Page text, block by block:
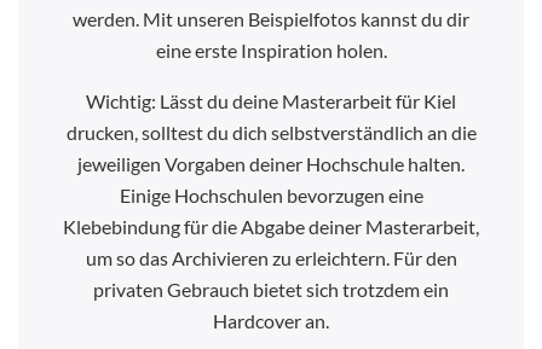
werden. Mit unseren Beispielfotos kannst du dir
eine erste Inspiration holen.
Wichtig: Lässt du deine Masterarbeit für Kiel
drucken, solltest du dich selbstverständlich an die
jeweiligen Vorgaben deiner Hochschule halten.
Einige Hochschulen bevorzugen eine
Klebebindung für die Abgabe deiner Masterarbeit,
um so das Archivieren zu erleichtern. Für den
privaten Gebrauch bietet sich trotzdem ein
Hardcover an.